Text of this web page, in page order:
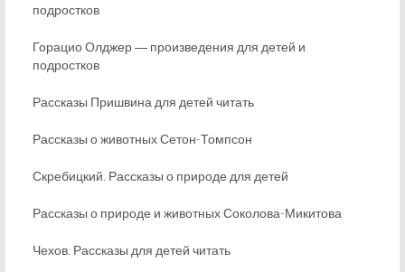
подростков
Горацио Олджер ― произведения для детей и
подростков
Рассказы Пришвина для детей читать
Рассказы о животных Сетон-Томпсон
Скребицкий. Рассказы о природе для детей
Рассказы о природе и животных Соколова-Микитова
Чехов. Рассказы для детей читать